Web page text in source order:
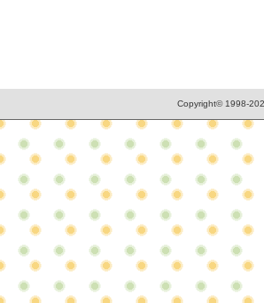
Copyright© 1998-